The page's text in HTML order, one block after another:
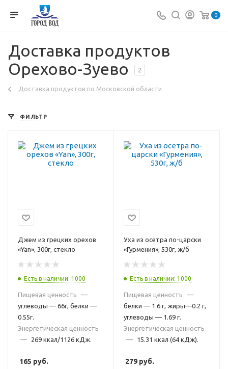
0
Доставка продуктов
Орехово-Зуево
2
Доставка продуктов по Московской области
ФИЛЬТР
Джем из грецких орехов
«Yan», 300г, стекло
Есть в наличии: 1000
Пищевая ценность
—
углеводы — 66г, белки —
0.55г.
Энергетическая ценность
—
269 ккал/1126 кДж.
165 руб.
Уха из осетра по-царски
«Гурмения», 530г, ж/б
Есть в наличии: 1000
Пищевая ценность
—
белки — 1.6 г, жиры—0.2 г,
углеводы — 1.69 г.
Энергетическая ценность
—
15.31 ккал (64 кДж).
279 руб.